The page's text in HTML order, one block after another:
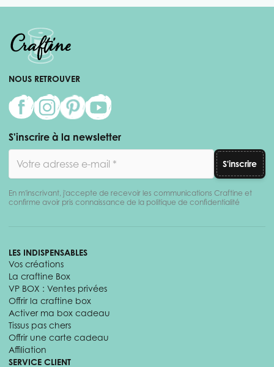
NOUS RETROUVER
S'inscrire à la newsletter
S'inscrire
En m'inscrivant, j'accepte de recevoir les communications Craftine et
confirme avoir pris connaissance de la politique de confidentialité
LES INDISPENSABLES
Vos créations
La craftine Box
VP BOX : Ventes privées
Offrir la craftine box
Activer ma box cadeau
Tissus pas chers
Offrir une carte cadeau
Affiliation
SERVICE CLIENT